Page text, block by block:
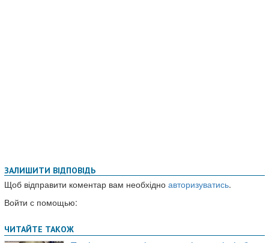
ЗАЛИШИТИ ВІДПОВІДЬ
Щоб відправити коментар вам необхідно авторизуватись.
Войти с помощью: